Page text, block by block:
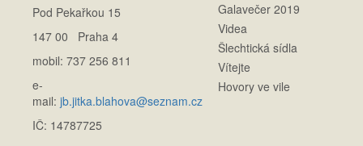
Pod Pekařkou 15
147 00 Praha 4
mobil: 737 256 811
e-
mail: jb.jitka.blahova@seznam.cz
IČ: 14787725
Galavečer 2019
Videa
Šlechtická sídla
Vítejte
Hovory ve vile